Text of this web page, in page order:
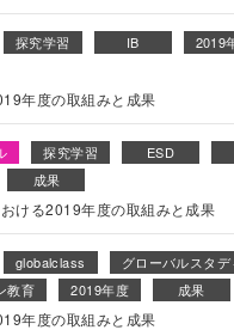
探究学習 IB
2019
年度の取組みと成果
探究学習 ESD
成果
ける2019年度の取組みと成果
globalclass
グローバルスタ
教育
2019年度 成果
年度の取組みと成果